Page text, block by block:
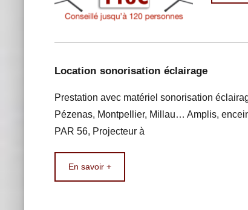
Location sonorisation éclairage
Prestation avec matériel sonorisation
Pézenas, Montpellier, Millau… Amplis,
PAR 56, Projecteur à
En savoir +